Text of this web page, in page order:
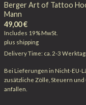
Berger Art of Tattoo
Mann
49,00€
Includes 19% MwSt.
plus shipping
Delivery Time: ca. 2-3
Bei Lieferungen in Nicht-EU-
zusätzliche Zölle, Steuern
anfallen.